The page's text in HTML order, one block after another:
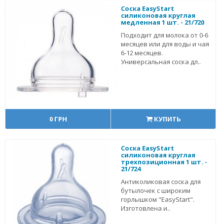
Соска EasyStart
силиконовая круглая
медленная 1 шт. - 21/720
Подходит для молока от 0-6
месяцев или для воды и чая
6-12 месяцев.
Универсальная соска дл..
0 ГРН КУПИТЬ
Соска EasyStart
силиконовая круглая
трехпозиционная 1 шт. -
21/724
Антиколиковая соска для
бутылочек с широким
горлышком "EasyStart".
Изготовлена и..